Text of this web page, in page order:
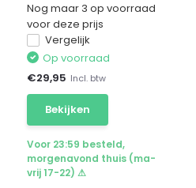
Nog maar 3 op voorraad
voor deze prijs
Vergelijk
Op voorraad
€29,95 Incl. btw
Bekijken
Voor 23:59 besteld,
morgenavond thuis (ma-
vrij 17-22) ⚠